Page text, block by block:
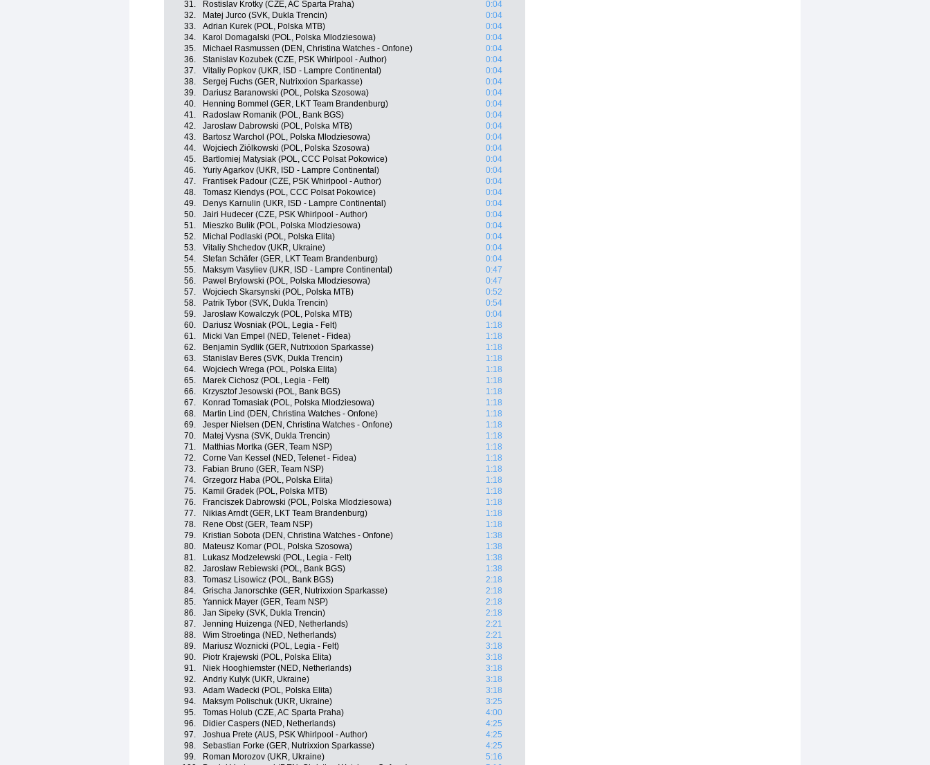
31.
Rostislav Krotky (CZE, AC Sparta Praha)
0:04
32.
Matej Jurco (SVK, Dukla Trencin)
0:04
33.
Adrian Kurek (POL, Polska MTB)
0:04
34.
Karol Domagalski (POL, Polska Mlodziesowa)
0:04
35.
Michael Rasmussen (DEN, Christina Watches - Onfone)
0:04
36.
Stanislav Kozubek (CZE, PSK Whirlpool - Author)
0:04
37.
Vitaliy Popkov (UKR, ISD - Lampre Continental)
0:04
38.
Sergej Fuchs (GER, Nutrixxion Sparkasse)
0:04
39.
Dariusz Baranowski (POL, Polska Szosowa)
0:04
40.
Henning Bommel (GER, LKT Team Brandenburg)
0:04
41.
Radoslaw Romanik (POL, Bank BGS)
0:04
42.
Jaroslaw Dabrowski (POL, Polska MTB)
0:04
43.
Bartosz Warchol (POL, Polska Mlodziesowa)
0:04
44.
Wojciech Ziólkowski (POL, Polska Szosowa)
0:04
45.
Bartlomiej Matysiak (POL, CCC Polsat Pokowice)
0:04
46.
Yuriy Agarkov (UKR, ISD - Lampre Continental)
0:04
47.
Frantisek Padour (CZE, PSK Whirlpool - Author)
0:04
48.
Tomasz Kiendys (POL, CCC Polsat Pokowice)
0:04
49.
Denys Karnulin (UKR, ISD - Lampre Continental)
0:04
50.
Jairi Hudecer (CZE, PSK Whirlpool - Author)
0:04
51.
Mieszko Bulik (POL, Polska Mlodziesowa)
0:04
52.
Michal Podlaski (POL, Polska Elita)
0:04
53.
Vitaliy Shchedov (UKR, Ukraine)
0:04
54.
Stefan Schäfer (GER, LKT Team Brandenburg)
0:04
55.
Maksym Vasyliev (UKR, ISD - Lampre Continental)
0:47
56.
Pawel Brylowski (POL, Polska Mlodziesowa)
0:47
57.
Wojciech Skarsynski (POL, Polska MTB)
0:52
58.
Patrik Tybor (SVK, Dukla Trencin)
0:54
59.
Jaroslaw Kowalczyk (POL, Polska MTB)
0:04
60.
Dariusz Wosniak (POL, Legia - Felt)
1:18
61.
Micki Van Empel (NED, Telenet - Fidea)
1:18
62.
Benjamin Sydlik (GER, Nutrixxion Sparkasse)
1:18
63.
Stanislav Beres (SVK, Dukla Trencin)
1:18
64.
Wojciech Wrega (POL, Polska Elita)
1:18
65.
Marek Cichosz (POL, Legia - Felt)
1:18
66.
Krzysztof Jesowski (POL, Bank BGS)
1:18
67.
Konrad Tomasiak (POL, Polska Mlodziesowa)
1:18
68.
Martin Lind (DEN, Christina Watches - Onfone)
1:18
69.
Jesper Nielsen (DEN, Christina Watches - Onfone)
1:18
70.
Matej Vysna (SVK, Dukla Trencin)
1:18
71.
Matthias Mortka (GER, Team NSP)
1:18
72.
Corne Van Kessel (NED, Telenet - Fidea)
1:18
73.
Fabian Bruno (GER, Team NSP)
1:18
74.
Grzegorz Haba (POL, Polska Elita)
1:18
75.
Kamil Gradek (POL, Polska MTB)
1:18
76.
Franciszek Dabrowski (POL, Polska Mlodziesowa)
1:18
77.
Nikias Arndt (GER, LKT Team Brandenburg)
1:18
78.
Rene Obst (GER, Team NSP)
1:18
79.
Kristian Sobota (DEN, Christina Watches - Onfone)
1:38
80.
Mateusz Komar (POL, Polska Szosowa)
1:38
81.
Lukasz Modzelewski (POL, Legia - Felt)
1:38
82.
Jaroslaw Rebiewski (POL, Bank BGS)
1:38
83.
Tomasz Lisowicz (POL, Bank BGS)
2:18
84.
Grischa Janorschke (GER, Nutrixxion Sparkasse)
2:18
85.
Yannick Mayer (GER, Team NSP)
2:18
86.
Jan Sipeky (SVK, Dukla Trencin)
2:18
87.
Jenning Huizenga (NED, Netherlands)
2:21
88.
Wim Stroetinga (NED, Netherlands)
2:21
89.
Mariusz Woznicki (POL, Legia - Felt)
3:18
90.
Piotr Krajewski (POL, Polska Elita)
3:18
91.
Niek Hooghiemster (NED, Netherlands)
3:18
92.
Andriy Kulyk (UKR, Ukraine)
3:18
93.
Adam Wadecki (POL, Polska Elita)
3:18
94.
Maksym Polischuk (UKR, Ukraine)
3:25
95.
Tomas Holub (CZE, AC Sparta Praha)
4:00
96.
Didier Caspers (NED, Netherlands)
4:25
97.
Joshua Prete (AUS, PSK Whirlpool - Author)
4:25
98.
Sebastian Forke (GER, Nutrixxion Sparkasse)
4:25
99.
Roman Morozov (UKR, Ukraine)
5:16